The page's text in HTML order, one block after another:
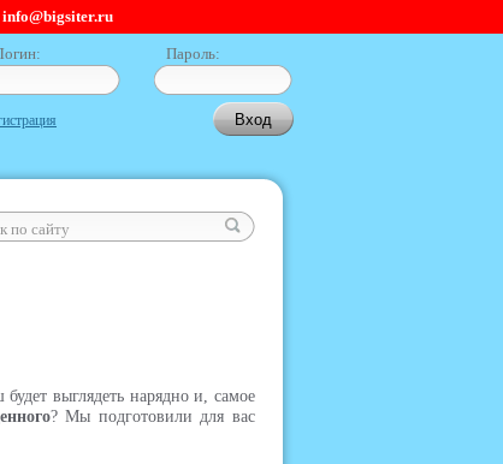
Пароль:
выглядеть нарядно и, самое
? Мы подготовили для вас